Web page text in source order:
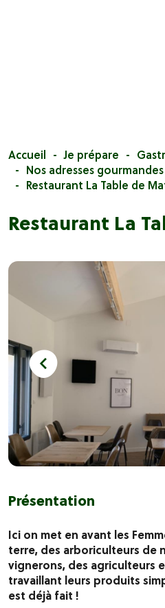
Accueil Je prépare
Nos adresses gourmandes
Restaurant La Table de
Restaurant La
Présentation
Ici on met en avant les
terre, des arboriculteurs de
vignerons, des agriculteurs
travaillant leurs produits
est déjà fait !